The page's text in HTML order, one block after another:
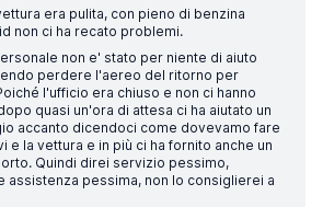
era pulita, con pieno di benzina
non ci ha recato problemi.
non e' stato per niente di aiuto
perdere l'aereo del ritorno per
l'ufficio era chiuso e non ci hanno
quasi un'ora di attesa ci ha aiutato un
accanto dicendoci come dovevamo fare
e la vettura e in più ci ha fornito anche un
Quindi direi servizio pessimo,
assistenza pessima, non lo consiglierei a